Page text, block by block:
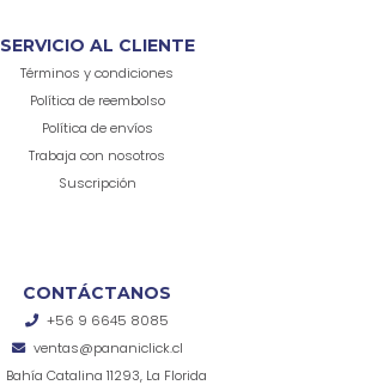
SERVICIO AL CLIENTE
Términos y condiciones
Política de reembolso
Política de envíos
Trabaja con nosotros
Suscripción
CONTÁCTANOS
+56 9 6645 8085
ventas@pananiclick.cl
Bahía Catalina 11293, La Florida